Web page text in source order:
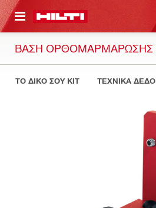
ΕΛΕΓΞΕΙΣ ΤΟ ΠΑΚΕΤΟ ΠΟΥ ΕΧΕΙΣ
ΒΆΣΗ ΟΡΘΟΜΑΡΜΆΡΩΣΗΣ
ΤΟ ΔΙΚΟ ΣΟΥ KIT ΤΕΧΝΙΚΑ